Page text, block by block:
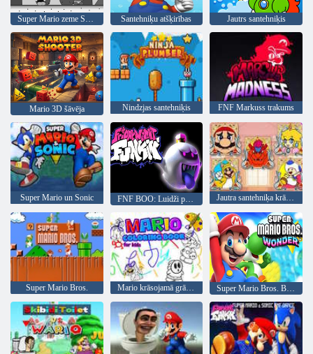
Super Mario zeme Scratch Santehniķu atšķirības Jautrs santehniķis
Mario 3D šāvēja Nindzjas santehniķis FNF Markuss trakums
Super Mario un Sonic FNF BOO: Luidži pret Kingbū Jautra santehniķa krāsošana
Super Mario Bros. Mario krāsojamā grāmata bērniem Super Mario Bros. Brīnums v. 2